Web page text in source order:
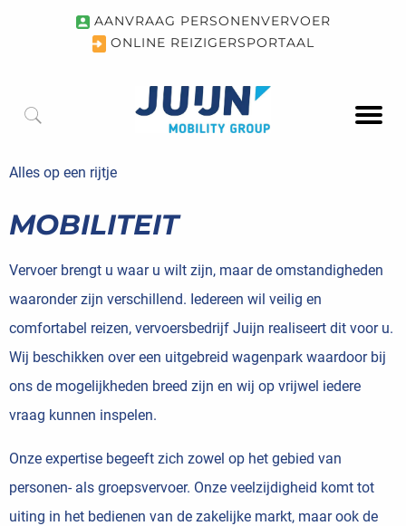
AANVRAAG PERSONENVERVOER
ONLINE REIZIGERSPORTAAL
Alles op een rijtje
MOBILITEIT
Vervoer brengt u waar u wilt zijn, maar de omstandigheden
waaronder zijn verschillend. Iedereen wil veilig en
comfortabel reizen, vervoersbedrijf Juijn realiseert dit voor u.
Wij beschikken over een uitgebreid wagenpark waardoor bij
ons de mogelijkheden breed zijn en wij op vrijwel iedere
vraag kunnen inspelen.
Onze expertise begeeft zich zowel op het gebied van
personen- als groepsvervoer. Onze veelzijdigheid komt tot
uiting in het bedienen van de zakelijke markt, maar ook de